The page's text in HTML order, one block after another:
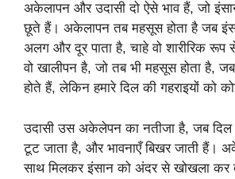
अकेलापन और उदासी दो ऐसे भाव हैं, जो
छूते हैं। अकेलापन तब महसूस होता है जब
अलग और दूर पाता है, चाहे वो शारीरिक रूप
वो खालीपन है, जो तब भी महसूस होता है,
होते हैं, लेकिन हमारे दिल की गहराइयों को
उदासी उस अकेलेपन का नतीजा है, जब दिल
टूट जाता है, और भावनाएँ बिखर जाती हैं।
साथ मिलकर इंसान को अंदर से खोखला कर